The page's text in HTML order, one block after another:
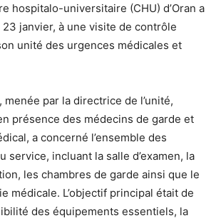
hospitalo-universitaire (CHU) d’Oran a
janvier, à une visite de contrôle
unité des urgences médicales et
par la directrice de l’unité,
présence des médecins de garde et
a concerné l’ensemble des
service, incluant la salle d’examen, la
les chambres de garde ainsi que le
médicale. L’objectif principal était de
des équipements essentiels, la